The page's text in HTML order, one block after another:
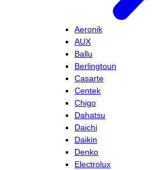
Aeronik
AUX
Ballu
Berlingtoun
Casarte
Centek
Chigo
Dahatsu
Daichi
Daikin
Denko
Electrolux